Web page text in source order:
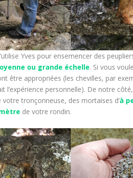
Yves pour ensemencer des
ou grande échelle. Si vous
être appropriées (les chevilles, par
l’expérience personnelle). De notre
tronçonneuse, des mortaises d’à
de votre rondin.